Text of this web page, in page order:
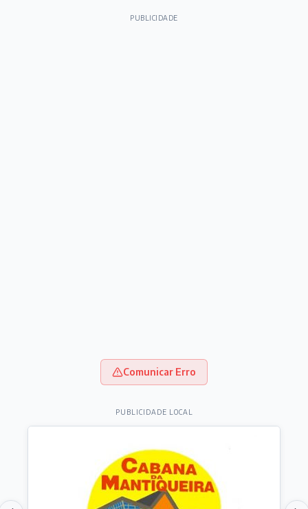
PUBLICIDADE
Comunicar Erro
PUBLICIDADE LOCAL
Destaques do dia